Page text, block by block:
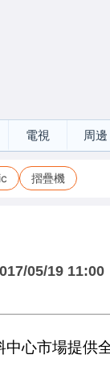
電視 周邊
摺疊機
05/19 11:00
心市場提供